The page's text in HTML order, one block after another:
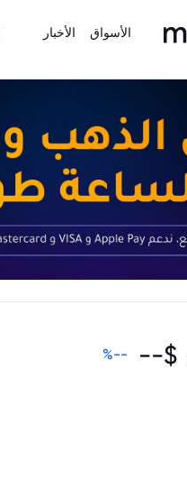
الأسواق الأخبار
$
--
--
%